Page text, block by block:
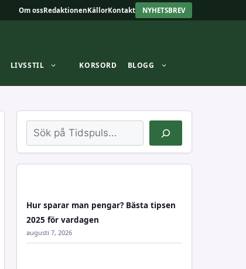
Om ossRedaktionenKällorKontakt NYHETSBREV
LIVSSTIL KORSORD BLOGG
Sök
Hur sparar man pengar? Bästa tipsen
2025 för vardagen
augusti 7, 2026